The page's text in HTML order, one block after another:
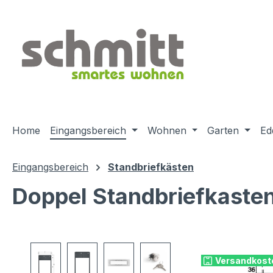
Home Eingangsbereich Wohnen Garten
Eingangsbereich Standbriefkästen
Doppel